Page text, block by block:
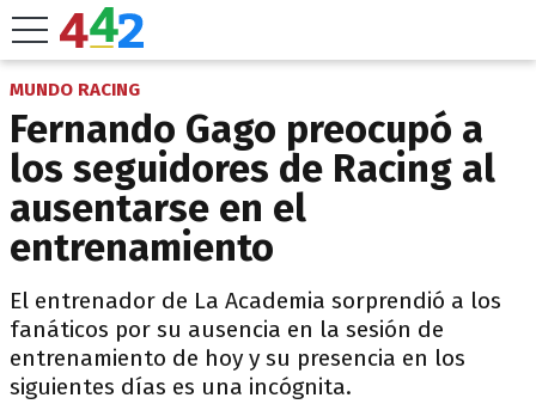
MUNDO RACING
Fernando Gago preocupó a
los seguidores de Racing al
ausentarse en el
entrenamiento
El entrenador de La Academia sorprendió a los
fanáticos por su ausencia en la sesión de
entrenamiento de hoy y su presencia en los
siguientes días es una incógnita.